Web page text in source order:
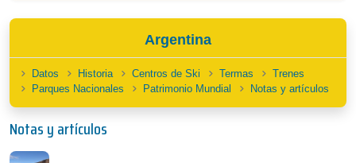
Argentina
Datos Historia Centros de Ski Termas
Trenes
Parques Nacionales
Patrimonio Mundial Notas y artículos
Notas y artículos